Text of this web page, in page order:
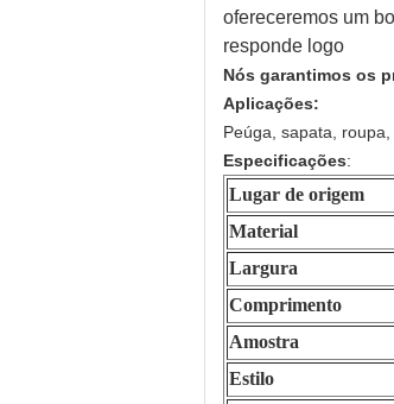
ofereceremos um
responde logo
Nós garantimos os
Aplicações:
Peúga, sapata,
Especificações:
Lugar de origem
Material
Largura
Comprimento
Amostra
Estilo